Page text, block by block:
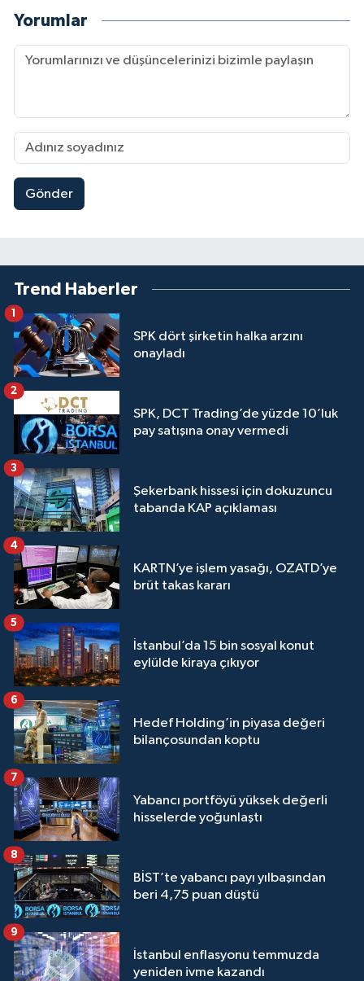
Yorumlar
Gönder
Trend Haberler
SPK dört şirketin halka arzını
onayladı
1
SPK, DCT Trading’de yüzde 10’luk
pay satışına onay vermedi
2
Şekerbank hissesi için dokuzuncu
tabanda KAP açıklaması
3
KARTN’ye işlem yasağı, OZATD’ye
brüt takas kararı
4
İstanbul’da 15 bin sosyal konut
eylülde kiraya çıkıyor
5
Hedef Holding’in piyasa değeri
bilançosundan koptu
6
Yabancı portföyü yüksek değerli
hisselerde yoğunlaştı
7
BİST’te yabancı payı yılbaşından
beri 4,75 puan düştü
8
İstanbul enflasyonu temmuzda
yeniden ivme kazandı
9